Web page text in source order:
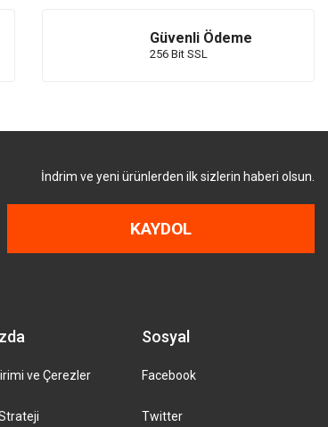
Güvenli Ödeme
256 Bit SSL
İndrim ve yeni ürünlerden ilk sizlerin haberi olsun.
KAYDOL
ve Çerezler
Sosyal
Facebook
Twitter